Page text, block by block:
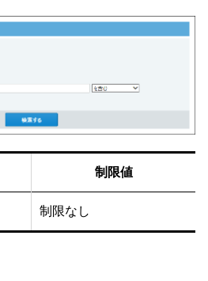
制限値
制限なし